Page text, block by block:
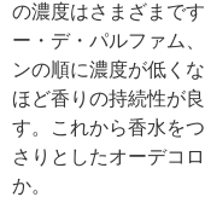
の濃度はさまざまで
ー・デ・パルファム
ンの順に濃度が低く
ほど香りの持続性が
す。これから香水を
さりとしたオーデコ
か。